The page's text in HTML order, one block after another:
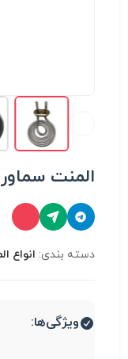
المنت سماور
دسته بندی: انواع
ویژگی‌ها: